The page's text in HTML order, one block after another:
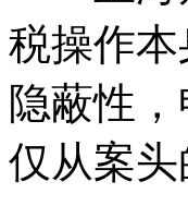
税操作
隐蔽性
仅从案